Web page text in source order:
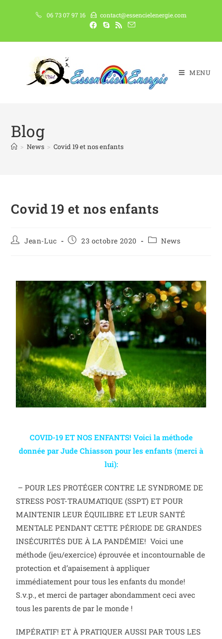
06 73 07 97 16 contact@essencielenergie.com
MENU
Blog
> News > Covid 19 et nos enfants
Covid 19 et nos enfants
Jean-Luc 23 octobre 2020 News
COVID-19 ET NOS ENFANTS! Voici la méthode
donnée par Jude Chiasson pour les enfants (merci à
lui):
– POUR LES PROTÉGER CONTRE LE SYNDROME DE
STRESS POST-TRAUMATIQUE (SSPT) ET POUR
MAINTENIR LEUR ÉQUILIBRE ET LEUR SANTÉ
MENTALE PENDANT CETTE PÉRIODE DE GRANDES
INSÉCURITÉS DUE À LA PANDÉMIE! Voici une
méthode (jeu/exercice) éprouvée et incontournable de
protection et d’apaisement à appliquer
immédiatement pour tous les enfants du monde!
S.v.p., et merci de partager abondamment ceci avec
tous les parents de par le monde !
IMPÉRATIF! ET À PRATIQUER AUSSI PAR TOUS LES